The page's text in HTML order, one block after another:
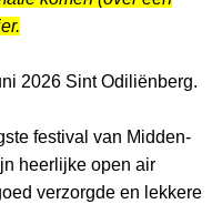
2026 Sint Odiliënberg.
festival van Midden-
heerlijke open air
verzorgde en lekkere